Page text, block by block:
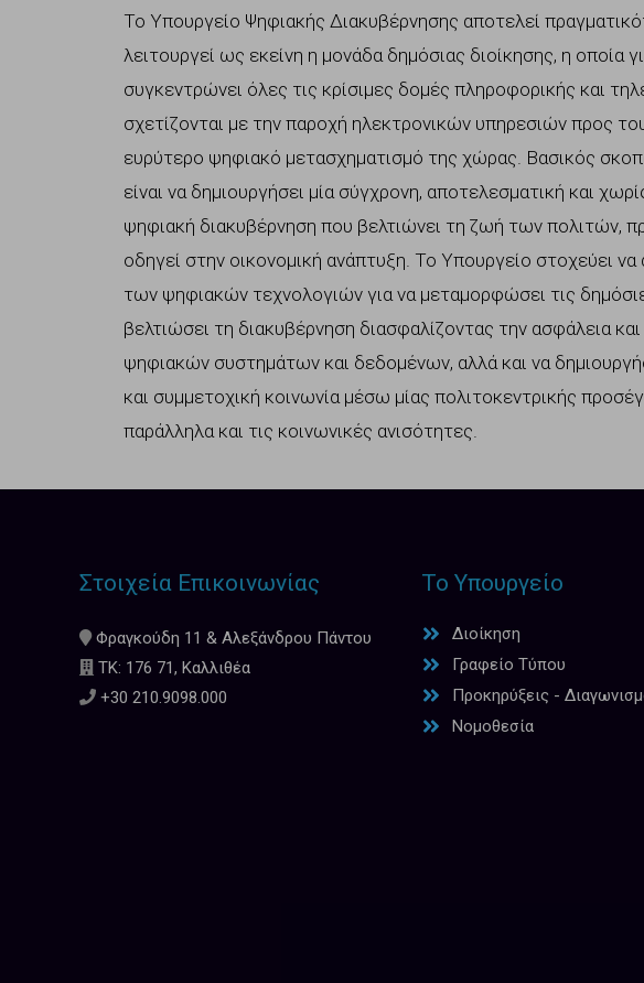
Το Υπουργείο Ψηφιακής Διακυβέρνησης αποτελεί
λειτουργεί ως εκείνη η μονάδα δημόσιας διοίκησης, η οποία
συγκεντρώνει όλες τις κρίσιμες δομές πληροφορικής και
σχετίζονται με την παροχή ηλεκτρονικών υπηρεσιών προς
ευρύτερο ψηφιακό μετασχηματισμό της χώρας. Βασικός
είναι να δημιουργήσει μία σύγχρονη, αποτελεσματική και
ψηφιακή διακυβέρνηση που βελτιώνει τη ζωή των πολιτών,
οδηγεί στην οικονομική ανάπτυξη. Το Υπουργείο στοχεύει να
των ψηφιακών τεχνολογιών για να μεταμορφώσει τις
βελτιώσει τη διακυβέρνηση διασφαλίζοντας την ασφάλεια
ψηφιακών συστημάτων και δεδομένων, αλλά και να
και συμμετοχική κοινωνία μέσω μίας πολιτοκεντρικής
παράλληλα και τις κοινωνικές ανισότητες.
Στοιχεία Επικοινωνίας
Φραγκούδη 11 & Αλεξάνδρου Πάντου
ΤΚ: 176 71, Καλλιθέα
+30 210.9098.000
Το Υπουργείο
Διοίκηση
Γραφείο Τύπου
Προκηρύξεις -
Νομοθεσία